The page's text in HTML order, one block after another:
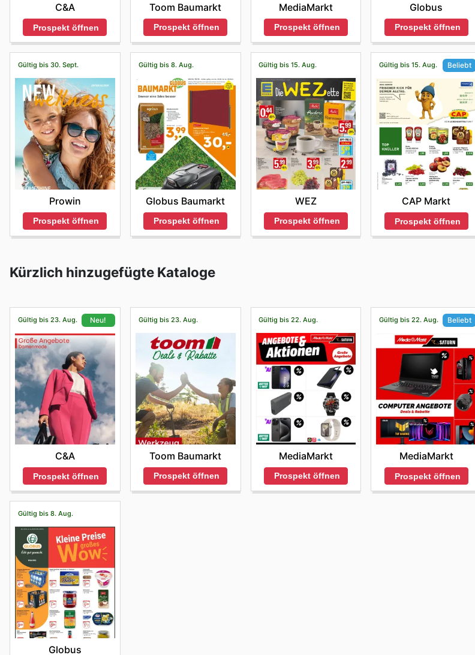
C&A
Prospekt öffnen
Toom Baumarkt
Prospekt öffnen
MediaMarkt
Prospekt öffnen
Globus
Prospekt öffnen
Gültig bis 30. Sept.
Prowin
Prospekt öffnen
Gültig bis 8. Aug.
Globus Baumarkt
Prospekt öffnen
Gültig bis 15. Aug.
WEZ
Prospekt öffnen
Gültig bis 15. Aug. Beliebt
CAP Markt
Prospekt öffnen
Kürzlich hinzugefügte Kataloge
Gültig bis 23. Aug. Neu!
C&A
Prospekt öffnen
Gültig bis 23. Aug.
Toom Baumarkt
Prospekt öffnen
Gültig bis 22. Aug.
MediaMarkt
Prospekt öffnen
Gültig bis 22. Aug. Beliebt
MediaMarkt
Prospekt öffnen
Gültig bis 8. Aug.
Globus